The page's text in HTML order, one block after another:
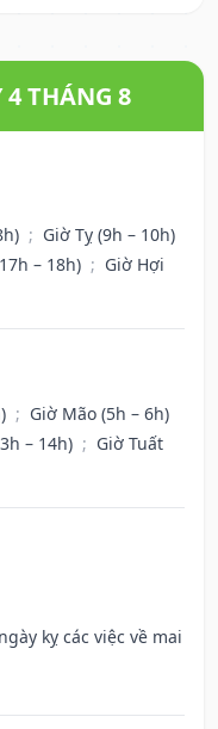
4 THÁNG 8
; Giờ Tỵ (9h – 10h)
– 18h) ; Giờ Hợi
; Giờ Mão (5h – 6h)
– 14h) ; Giờ Tuất
kỵ các việc về mai